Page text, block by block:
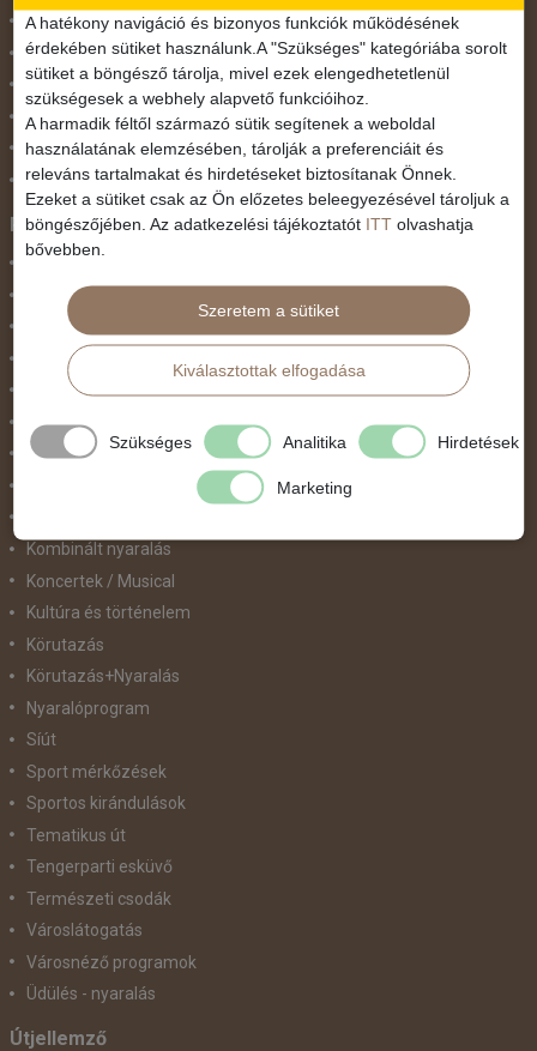
November 1.
Október 23.
Pünkösdi utazás
Szilveszter
Tavaszi szünet
Valentin nap
Programtípus
Belépőjegy
Egyéni út
Egzotikus út
Fesztiválok
Golfút
Gyalogtúra
Kombinált nyaralás
Koncertek / Musical
Kultúra és történelem
Körutazás
Körutazás+Nyaralás
Nyaralóprogram
Síút
Sport mérkőzések
Sportos kirándulások
Tematikus út
Tengerparti esküvő
Természeti csodák
Városlátogatás
Városnéző programok
Üdülés - nyaralás
Útjellemző
A hatékony navigáció és bizonyos funkciók működésének
érdekében sütiket használunk.A "Szükséges" kategóriába sorolt
sütiket a böngésző tárolja, mivel ezek elengedhetetlenül
szükségesek a webhely alapvető funkcióihoz.
A harmadik féltől származó sütik segítenek a weboldal
használatának elemzésében, tárolják a preferenciáit és
releváns tartalmakat és hirdetéseket biztosítanak Önnek.
Ezeket a sütiket csak az Ön előzetes beleegyezésével tároljuk a
böngészőjében. Az adatkezelési tájékoztatót ITT olvashatja
bővebben.
Szeretem a sütiket
Kiválasztottak elfogadása
Szükséges Analitika Hirdetések
Marketing